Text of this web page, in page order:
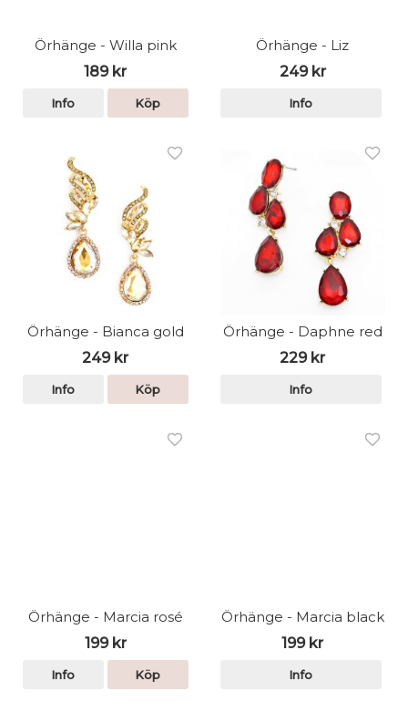
Örhänge - Willa pink
189 kr
Info Köp
Örhänge - Liz
249 kr
Info
Örhänge - Bianca gold
249 kr
Info Köp
Örhänge - Daphne red
229 kr
Info
Örhänge - Marcia rosé
199 kr
Info Köp
Örhänge - Marcia black
199 kr
Info